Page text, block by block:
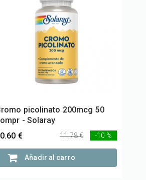
picolinato 200mcg 50
- Solaray
€
11.78 € -10 %
Añadir al carro